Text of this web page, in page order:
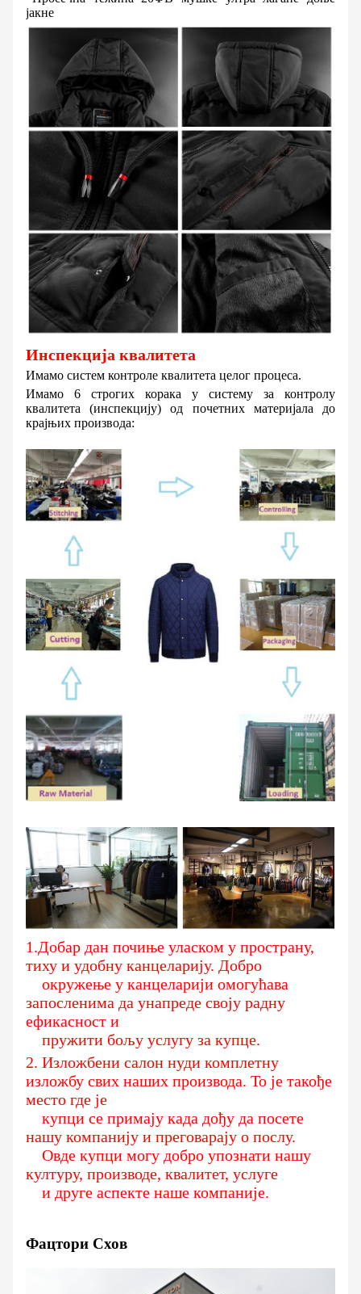
јакне
Инспекција квалитета
Имамо систем контроле квалитета целог процеса.
Имамо 6 строгих корака у систему за контролу
квалитета (инспекцију) од почетних материјала до
крајњих производа:
1.Добар дан почиње уласком у пространу,
тиху и удобну канцеларију. Добро
окружење у канцеларији омогућава
запосленима да унапреде своју радну
ефикасност и
пружити бољу услугу за купце.
2. Изложбени салон нуди комплетну
изложбу свих наших производа. То је такође
место где је
купци се примају када дођу да посете
нашу компанију и преговарају о послу.
Овде купци могу добро упознати нашу
културу, производе, квалитет, услуге
и друге аспекте наше компаније.
Фацтори Схов